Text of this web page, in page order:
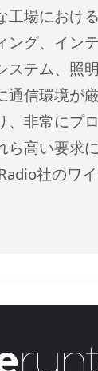
工場におけ
ング、イン
ステム、照
通信環境が
、非常にプ
ら高い要求
社のワ